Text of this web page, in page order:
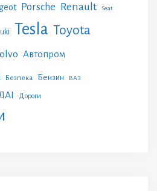
Porsche Renault Seat
Tesla Toyota
Автопром
Безпека Бензин ВАЗ
Дороги